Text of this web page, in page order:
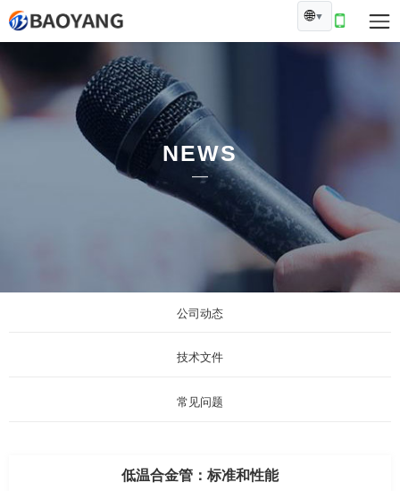
🌐▼
NEWS
公司动态
技术文件
常见问题
低温合金管：标准和性能